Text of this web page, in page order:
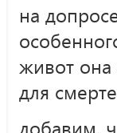
на
живот она
для
добавим,